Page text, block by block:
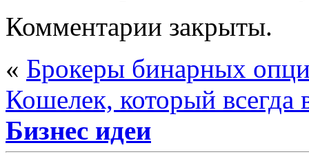
Комментарии закрыты.
« Брокеры бинарных
Кошелек, который всегда
Бизнес идеи